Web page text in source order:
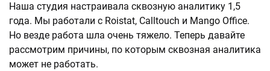
Наша студия настраивала сквозную аналитику 1,5
года. Мы работали с Roistat, Calltouch и Mango Office.
Но везде работа шла очень тяжело. Теперь давайте
рассмотрим причины, по которым сквозная аналитика
может не работать.